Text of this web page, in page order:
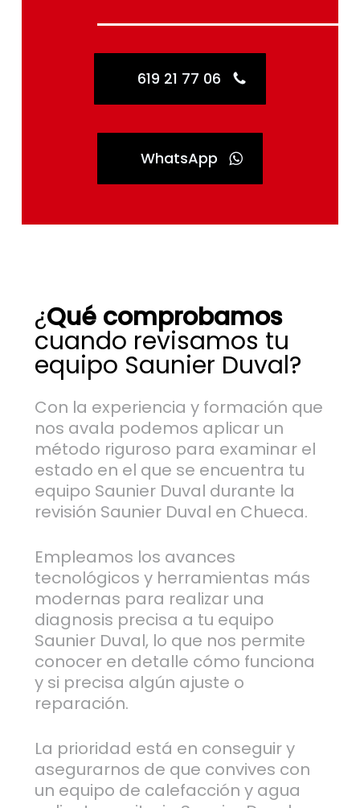
619 21 77 06
WhatsApp
¿Qué comprobamos
cuando revisamos tu
equipo Saunier Duval?
Con la experiencia y formación que
nos avala podemos aplicar un
método riguroso para examinar el
estado en el que se encuentra tu
equipo Saunier Duval durante la
revisión Saunier Duval en Chueca.
Empleamos los avances
tecnológicos y herramientas más
modernas para realizar una
diagnosis precisa a tu equipo
Saunier Duval, lo que nos permite
conocer en detalle cómo funciona
y si precisa algún ajuste o
reparación.
La prioridad está en conseguir y
asegurarnos de que convives con
un equipo de calefacción y agua